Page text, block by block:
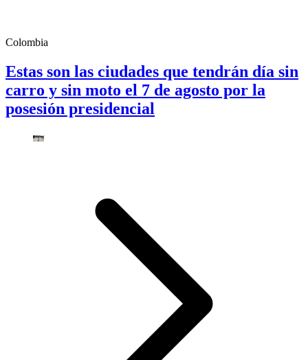
Colombia
Estas son las ciudades que tendrán día sin
carro y sin moto el 7 de agosto por la
posesión presidencial